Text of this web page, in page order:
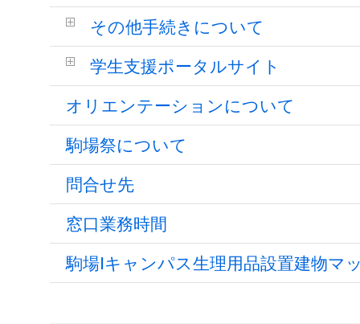
その他手続きについて
学生支援ポータルサイト
オリエンテーションについて
駒場祭について
問合せ先
窓口業務時間
駒場Ⅰキャンパス生理用品設置建物マ